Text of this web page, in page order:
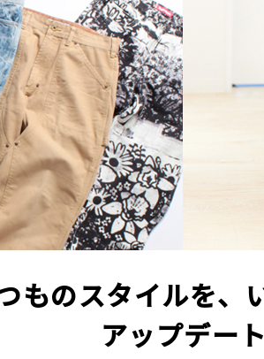
ものスタイルを、
アップデート